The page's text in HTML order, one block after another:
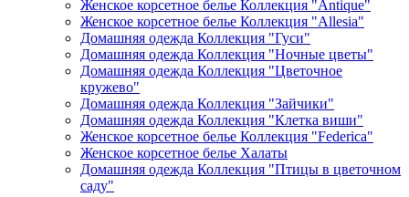
Женское корсетное белье Коллекция "Antique"
Женское корсетное белье Коллекция "Allesia"
Домашняя одежда Коллекция "Гуси"
Домашняя одежда Коллекция "Ночные цветы"
Домашняя одежда Коллекция "Цветочное
кружево"
Домашняя одежда Коллекция "Зайчики"
Домашняя одежда Коллекция "Клетка виши"
Женское корсетное белье Коллекция "Federica"
Женское корсетное белье Халаты
Домашняя одежда Коллекция "Птицы в цветочном
саду"